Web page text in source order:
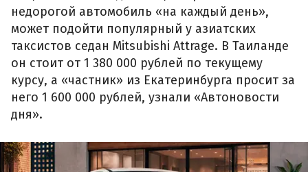
недорогой автомобиль «на каждый день»,
может подойти популярный у азиатских
таксистов седан Mitsubishi Attrage. В Таиланде
он стоит от 1 380 000 рублей по текущему
курсу, а «частник» из Екатеринбурга просит за
него 1 600 000 рублей, узнали «Автоновости
дня».